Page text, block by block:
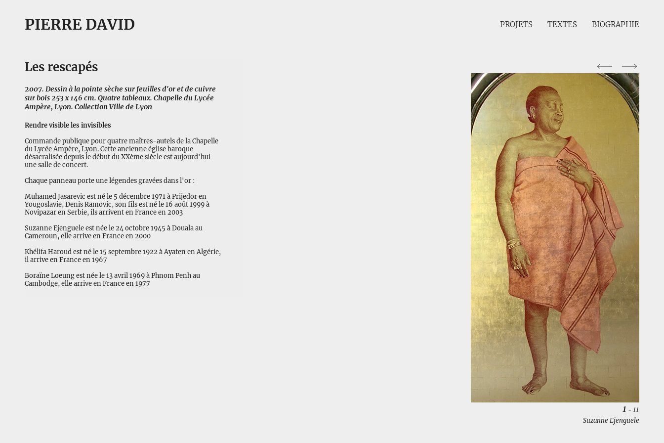
PIERRE DAVID PROJETS TEXTES BIOGRAPHIE
Les rescapés
2007. Dessin à la pointe sèche sur feuilles d'or et de cuivre
sur bois 253 x 146 cm. Quatre tableaux. Chapelle du Lycée
Ampère, Lyon. Collection Ville de Lyon
Rendre visible les invisibles
Commande publique pour quatre maîtres-autels de la Chapelle
du Lycée Ampère, Lyon. Cette ancienne église baroque
désacralisée depuis le début du XXème siècle est aujourd'hui
une salle de concert.
Chaque panneau porte une légendes gravées dans l'or :
Muhamed Jasarevic est né le 5 décembre 1971 à Prijedor en
Yougoslavie, Denis Ramovic, son fils est né le 16 août 1999 à
Novipazar en Serbie, ils arrivent en France en 2003
Suzanne Ejenguele est née le 24 octobre 1945 à Douala au
Cameroun, elle arrive en France en 2000
Khélifa Haroud est né le 15 septembre 1922 à Ayaten en Algérie,
il arrive en France en 1967
Boraïne Loeung est née le 13 avril 1969 à Phnom Penh au
Cambodge, elle arrive en France en 1977
1 - 11
Suzanne Ejenguele